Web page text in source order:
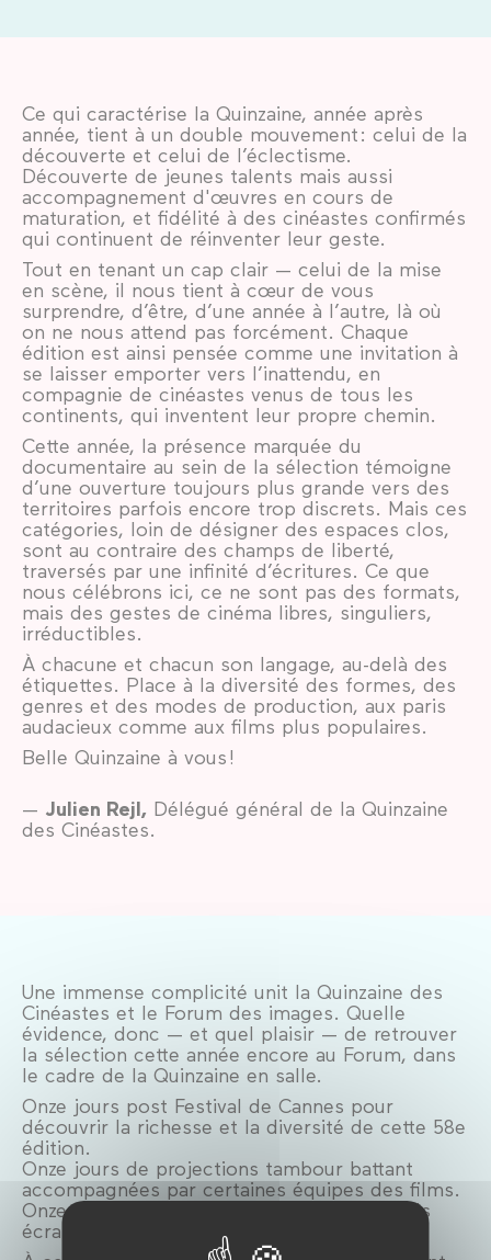
Ce qui caractérise la Quinzaine, année après
année, tient à un double mouvement : celui de la
découverte et celui de l’éclectisme.
Découverte de jeunes talents mais aussi
accompagnement d'œuvres en cours de
maturation, et fidélité à des cinéastes confirmés
qui continuent de réinventer leur geste.
Tout en tenant un cap clair — celui de la mise
en scène, il nous tient à cœur de vous
surprendre, d’être, d’une année à l’autre, là où
on ne nous attend pas forcément. Chaque
édition est ainsi pensée comme une invitation à
se laisser emporter vers l’inattendu, en
compagnie de cinéastes venus de tous les
continents, qui inventent leur propre chemin.
Cette année, la présence marquée du
documentaire au sein de la sélection témoigne
d’une ouverture toujours plus grande vers des
territoires parfois encore trop discrets. Mais ces
catégories, loin de désigner des espaces clos,
sont au contraire des champs de liberté,
traversés par une infinité d’écritures. Ce que
nous célébrons ici, ce ne sont pas des formats,
mais des gestes de cinéma libres, singuliers,
irréductibles.
À chacune et chacun son langage, au-delà des
étiquettes. Place à la diversité des formes, des
genres et des modes de production, aux paris
audacieux comme aux films plus populaires.
Belle Quinzaine à vous !
— Julien Rejl, Délégué général de la Quinzaine
des Cinéastes.
Une immense complicité unit la Quinzaine des
Cinéastes et le Forum des images. Quelle
évidence, donc — et quel plaisir — de retrouver
la sélection cette année encore au Forum, dans
le cadre de la Quinzaine en salle.
Onze jours post Festival de Cannes pour
découvrir la richesse et la diversité de cette 58e
édition.
Onze jours de projections tambour battant
accompagnées par certaines équipes des films.
Onze jours d’avant-premières sur nos grands
écrans comme écrins.